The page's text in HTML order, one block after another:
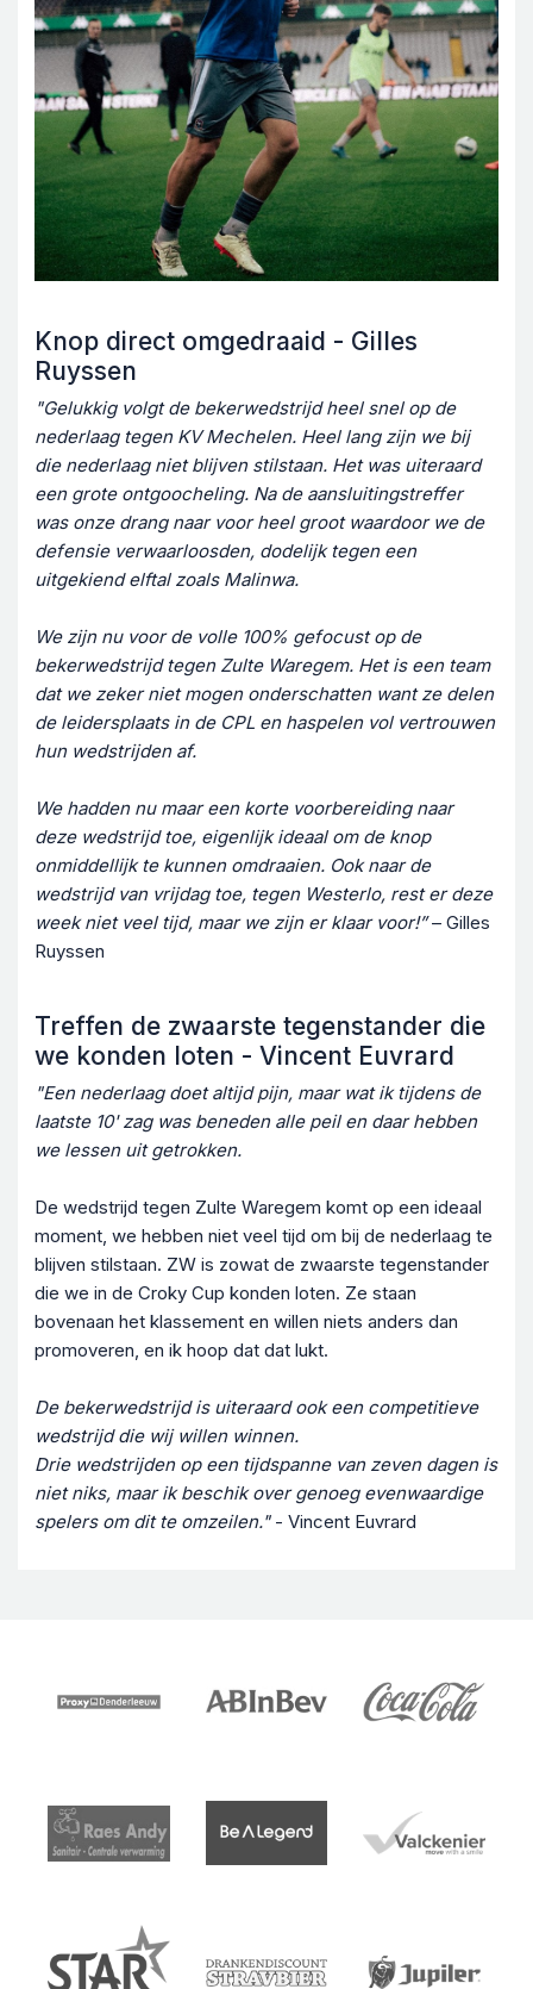
Knop direct omgedraaid - Gilles
Ruyssen
"Gelukkig volgt de bekerwedstrijd heel snel op de
nederlaag tegen KV Mechelen. Heel lang zijn we bij
die nederlaag niet blijven stilstaan. Het was uiteraard
een grote ontgoocheling. Na de aansluitingstreffer
was onze drang naar voor heel groot waardoor we de
defensie verwaarloosden, dodelijk tegen een
uitgekiend elftal zoals Malinwa.
We zijn nu voor de volle 100% gefocust op de
bekerwedstrijd tegen Zulte Waregem. Het is een team
dat we zeker niet mogen onderschatten want ze delen
de leidersplaats in de CPL en haspelen vol vertrouwen
hun wedstrijden af.
We hadden nu maar een korte voorbereiding naar
deze wedstrijd toe, eigenlijk ideaal om de knop
onmiddellijk te kunnen omdraaien. Ook naar de
wedstrijd van vrijdag toe, tegen Westerlo, rest er deze
week niet veel tijd, maar we zijn er klaar voor!”– Gilles
Ruyssen
Treffen de zwaarste tegenstander die
we konden loten - Vincent Euvrard
"Een nederlaag doet altijd pijn, maar wat ik tijdens de
laatste 10' zag was beneden alle peil en daar hebben
we lessen uit getrokken.
De wedstrijd tegen Zulte Waregem komt op een ideaal
moment, we hebben niet veel tijd om bij de nederlaag te
blijven stilstaan. ZW is zowat de zwaarste tegenstander
die we in de Croky Cup konden loten. Ze staan
bovenaan het klassement en willen niets anders dan
promoveren, en ik hoop dat dat lukt.
De bekerwedstrijd is uiteraard ook een competitieve
wedstrijd die wij willen winnen.
Drie wedstrijden op een tijdspanne van zeven dagen is
niet niks, maar ik beschik over genoeg evenwaardige
spelers om dit te omzeilen."- Vincent Euvrard